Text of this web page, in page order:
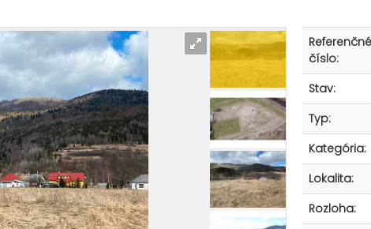
Referenčné
číslo:
Stav:
Typ:
Kategória:
Lokalita:
Rozloha: